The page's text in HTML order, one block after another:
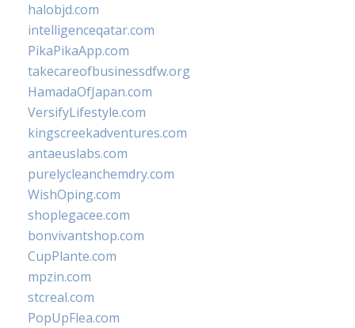
halobjd.com
intelligenceqatar.com
PikaPikaApp.com
takecareofbusinessdfw.org
HamadaOfJapan.com
VersifyLifestyle.com
kingscreekadventures.com
antaeuslabs.com
purelycleanchemdry.com
WishOping.com
shoplegacee.com
bonvivantshop.com
CupPlante.com
mpzin.com
stcreal.com
PopUpFlea.com